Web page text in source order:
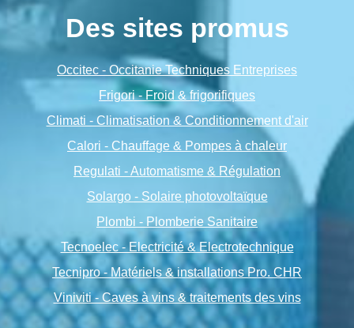
Des sites promus
Occitec - Occitanie Techniques Entreprises
Frigori - Froid & frigorifiques
Climati - Climatisation & Conditionnement d'air
Calori - Chauffage & Pompes à chaleur
Regulati - Automatisme & Régulation
Solargo - Solaire photovoltaïque
Plombi - Plomberie Sanitaire
Tecnoelec - Electricité & Electrotechnique
Tecnipro - Matériels & installations Pro. CHR
Viniviti - Caves à vins & traitements des vins